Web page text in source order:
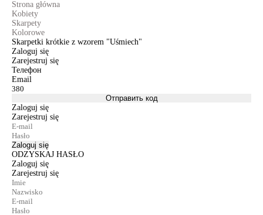
Strona główna
Kobiety
Skarpety
Kolorowe
Skarpetki krótkie z wzorem "Uśmiech"
Zaloguj się
Zarejestruj się
Телефон
Email
Отправить код
Zaloguj się
Zarejestruj się
Zaloguj się
ODZYSKAJ HASŁO
Zaloguj się
Zarejestruj się